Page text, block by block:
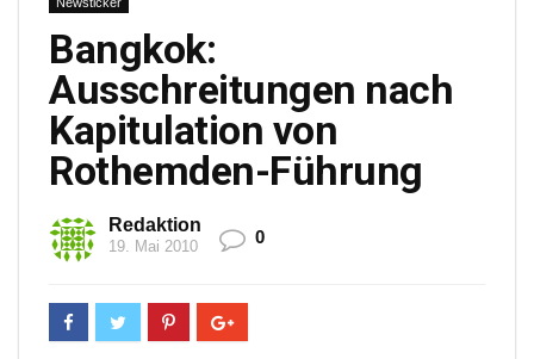
Bangkok:
Ausschreitungen nach
Kapitulation von
Rothemden-Führung
Redaktion
19. Mai 2010 0